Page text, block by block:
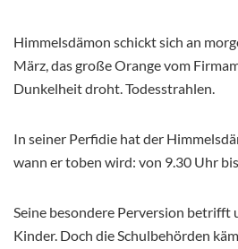
Himmelsdämon schickt sich an
März, das große Orange vom
Dunkelheit droht. Todesstrahlen.
In seiner Perfidie hat der
wann er toben wird: von 9.30 Uhr
Seine besondere Perversion betrifft
Kinder. Doch die Schulbehörden